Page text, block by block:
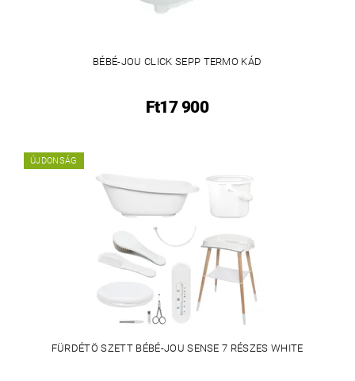
BÉBÉ-JOU CLICK SEPP TERMO KÁD
Ft17 900
ÚJDONSÁG
FÜRDÉTÖ SZETT BÉBÉ-JOU SENSE 7 RÉSZES WHITE